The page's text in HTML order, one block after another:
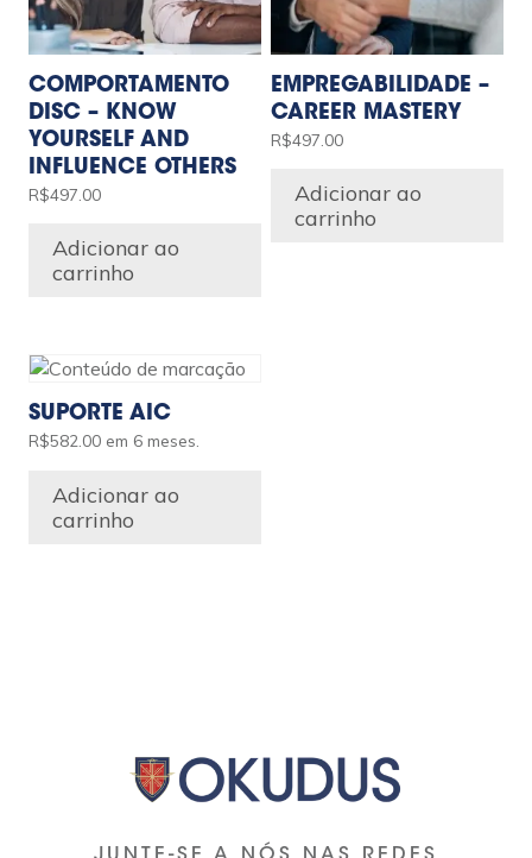
COMPORTAMENTO
DISC – KNOW
YOURSELF AND
INFLUENCE OTHERS
R$497.00
Adicionar ao
carrinho
EMPREGABILIDADE –
CAREER MASTERY
R$497.00
Adicionar ao
carrinho
SUPORTE AIC
R$582.00 em 6 meses.
Adicionar ao
carrinho